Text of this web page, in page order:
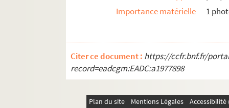
GM 134. Cambrai. Photographie prise
Boîte n°3
Boîte n°5
Importance matérielle
1
Citer ce document : https://ccfr.bnf.fr/
record=eadcgm:EADC:a1977898
Plan du site Mentions Légales